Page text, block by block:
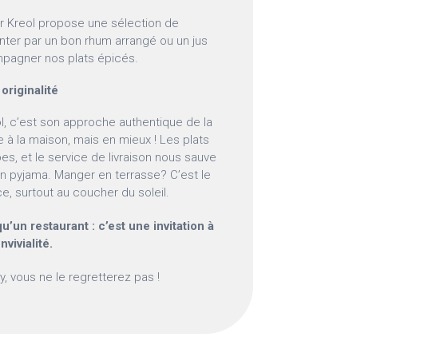
Kreol propose une sélection de
par un bon rhum arrangé ou un jus
nos plats épicés.
c’est son approche authentique de la
la maison, mais en mieux ! Les plats
et le service de livraison nous sauve
Manger en terrasse? C’est le
surtout au coucher du soleil.
restaurant : c’est une invitation à
vous ne le regretterez pas !